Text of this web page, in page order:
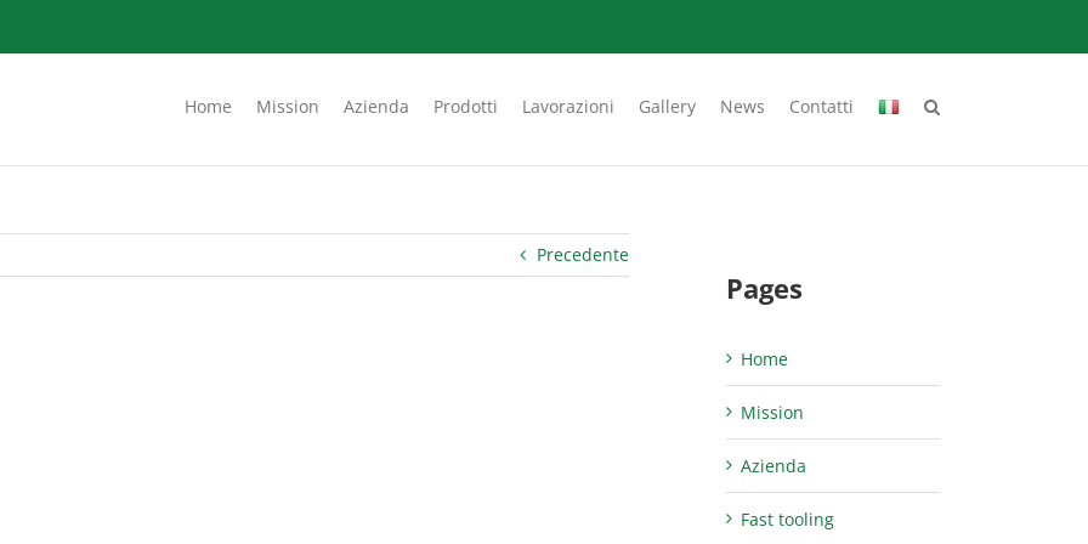
Home Mission Azienda Prodotti Lavorazioni Gallery News Contatti
Precedente
Pages
Home
Mission
Azienda
Fast tooling